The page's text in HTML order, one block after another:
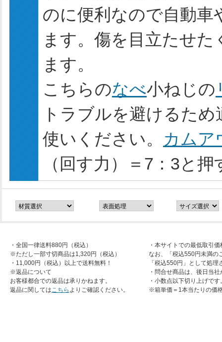
のに便利なので自動車
ます。傷を目立たせた
ます。
こちらのなべ小ねじの
トラブルを避けるた
使いください。
カムア
（回す力）＝7：3と
・全国一律送料880円（税込）
※ただし一部寸切商品は1,320円（税込）
・11,000円（税込）以上で送料無料！
※返品について
お客様都合での返品は承りかねます。
返品に関してはこちら よりご確認ください。
・本サイトでの最低取引
なお、「税込550円未満の
「税込550円」として処
・問合せ商品は、後日当
・小数点以下切り上げです
※箱単価＝1本当たりの価